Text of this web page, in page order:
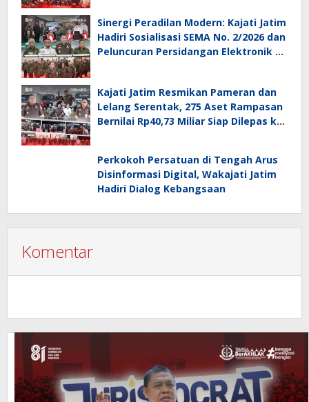
Sinergi Peradilan Modern: Kajati Jatim
Hadiri Sosialisasi SEMA No. 2/2026 dan
Peluncuran Persidangan Elektronik di
Kajati Jatim Resmikan Pameran dan
Lelang Serentak, 275 Aset Rampasan
Bernilai Rp40,73 Miliar Siap Dilepas ke
Perkokoh Persatuan di Tengah Arus
Disinformasi Digital, Wakajati Jatim
Hadiri Dialog Kebangsaan
Komentar